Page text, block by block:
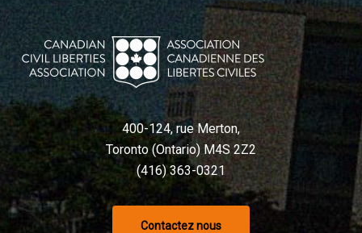
400-124, rue Merton,
Toronto (Ontario) M4S 2Z2
(416) 363-0321
Contactez nous